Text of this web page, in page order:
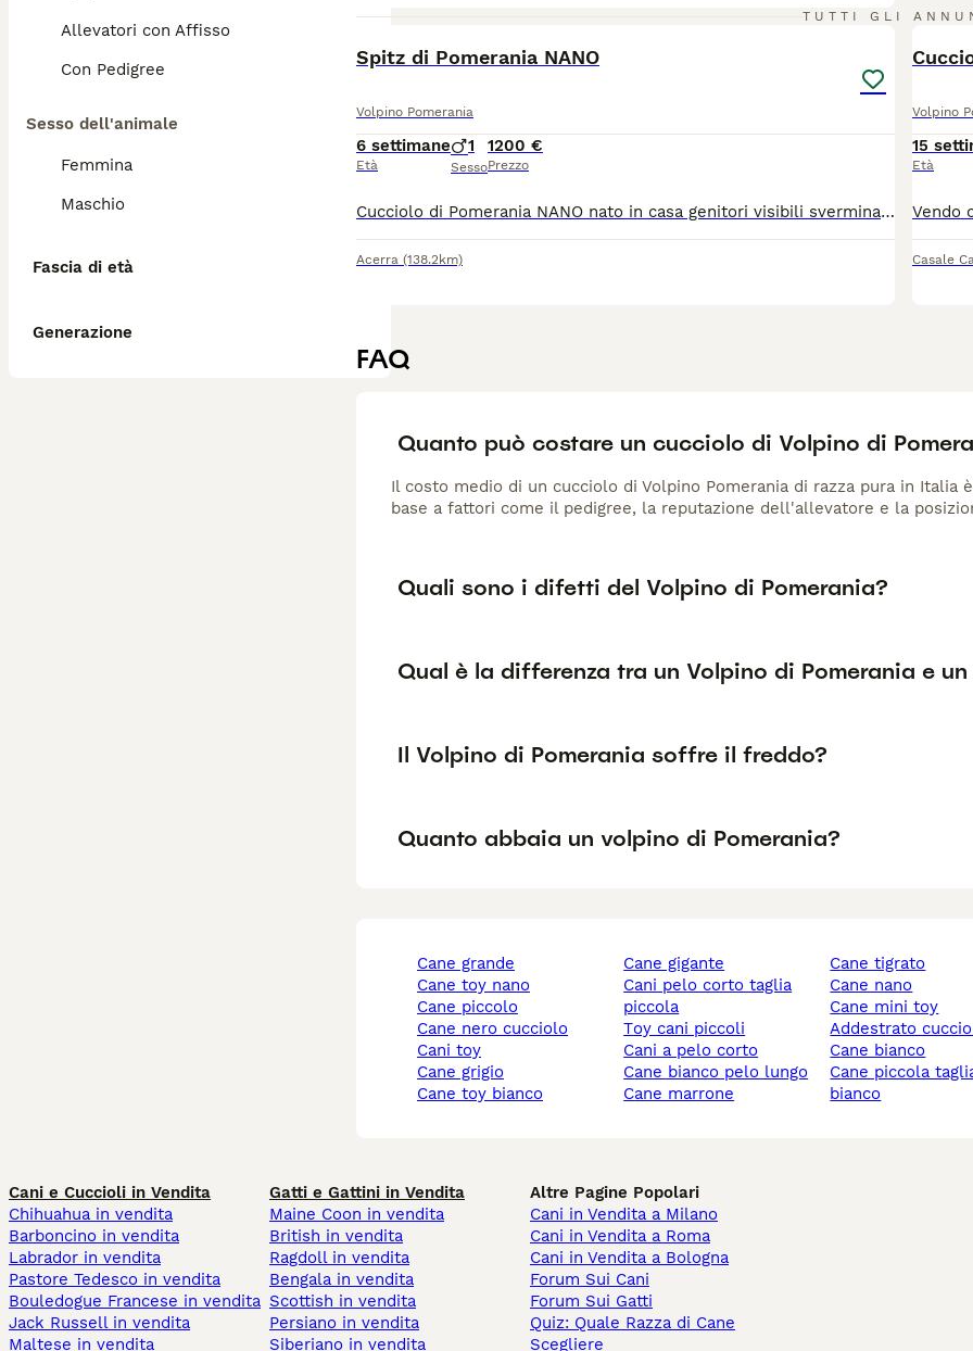
Allevatori con Affisso
Con Pedigree
Sesso dell'animale
Femmina
Maschio
Fascia di età
Generazione
TUTTI GLI
Spitz di Pomerania NANO
Volpino Pomerania
6 settimane
Età
1
Sesso
1200 €
Prezzo
Cucciolo di Pomerania NANO nato in casa genitori visibili sverminato vaccinato e con microchip... molto molto piccolo attualmente è 700gr .. prezzo trattabile
Acerra (138.2km)
Volpino
15
Età
Casale
FAQ
Quanto può costare un cucciolo di Volpino di
Il costo medio di un cucciolo di Volpino Pomerania di razza pura in Italia
base a fattori come il pedigree, la reputazione dell'allevatore e la
Quali sono i difetti del Volpino di Pomerania?
Qual è la differenza tra un Volpino di Pomerania e
Il Volpino di Pomerania soffre il freddo?
Quanto abbaia un volpino di Pomerania?
cane grande
cane toy nano
cane piccolo
cane nero cucciolo
cani toy
cane grigio
cane toy bianco
cane gigante
cani pelo corto taglia
piccola
toy cani piccoli
cani a pelo corto
cane bianco pelo lungo
cane marrone
cane tigrato
cane nano
cane mini toy
addestrato
cane bianco
cane piccola taglia
bianco
Cani e Cuccioli in Vendita
Chihuahua in vendita
Barboncino in vendita
Labrador in vendita
Pastore Tedesco in vendita
Bouledogue Francese in vendita
Jack Russell in vendita
Maltese in vendita
Gatti e Gattini in Vendita
Maine Coon in vendita
British in vendita
Ragdoll in vendita
Bengala in vendita
Scottish in vendita
Persiano in vendita
Siberiano in vendita
Altre Pagine Popolari
Cani in Vendita a Milano
Cani in Vendita a Roma
Cani in Vendita a Bologna
Forum Sui Cani
Forum Sui Gatti
Quiz: Quale Razza di Cane
Scegliere